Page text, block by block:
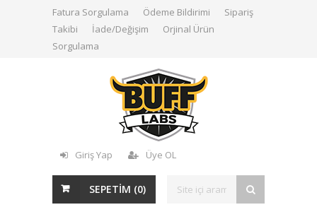
Fatura Sorgulama Ödeme Bildirimi
Sipariş
Takibi
İade/Değişim
Orjinal Ürün
Sorgulama
Giriş Yap Üye OL
SEPETİM (0)